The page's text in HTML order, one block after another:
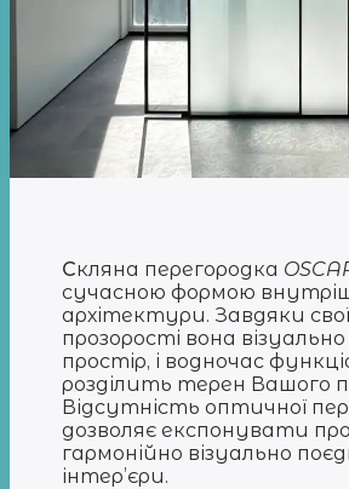
Скляна перегородка
сучасною формою
архітектури. Завдяки
прозорості вона
простір, і водночас
розділить терен Вашого
Відсутність оптичної
дозволяє експонувати
гармонійно візуально
інтер’єри.